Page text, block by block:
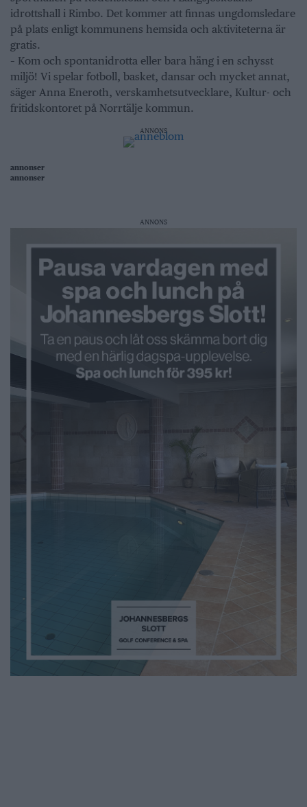
idrottshall i Rimbo. Det kommer att finnas ungdomsledare
på plats enligt kommunens hemsida och aktiviteterna är
gratis.
– Kom och spontanidrotta eller bara häng i en schysst
miljö! Vi spelar fotboll, basket, dansar och mycket annat,
säger Anna Eneroth, verskamhetsutvecklare, Kultur- och
fritidskontoret på Norrtälje kommun.
ANNONS
annonser
annonser
ANNONS